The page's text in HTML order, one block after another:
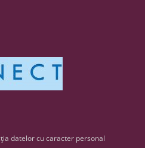
datelor cu caracter personal